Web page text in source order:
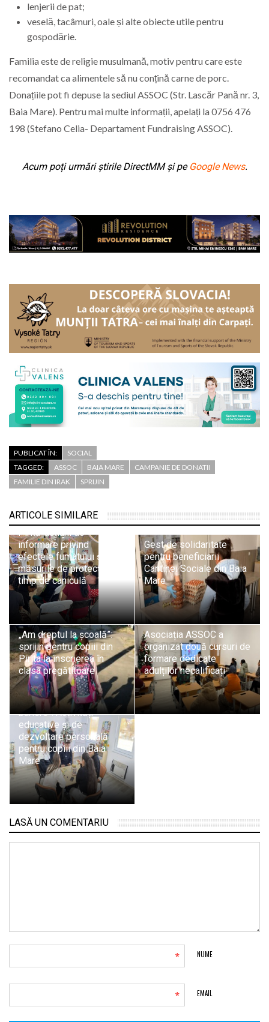
lenjerii de pat;
veselă, tacâmuri, oale și alte obiecte utile pentru
gospodărie.
Familia este de religie musulmană, motiv pentru care este
recomandat ca alimentele să nu conțină carne de porc.
Donațiile pot fi depuse la sediul ASSOC (Str. Lascăr Pană nr. 3,
Baia Mare). Pentru mai multe informații, apelați la 0756 476
198 (Stefano Celia- Departament Fundraising ASSOC).
Acum poți urmări știrile DirectMM și pe Google News.
PUBLICAT ÎN:
SOCIAL
TAGGED:
ASSOC BAIA MARE
CAMPANIE DE DONATII
FAMILIE DIN IRAK
SPRIJIN
ARTICOLE SIMILARE
în rândul mamelor din
Pirita: acțiuni de
informare privind
efectele fumatului și
măsurile de protecție pe
timp de caniculă
Gest de solidaritate
pentru beneficiarii
Cantinei Sociale din Baia
Mare
„Am dreptul la școală”:
sprijin pentru copiii din
Pirita la înscrierea în
clasa pregătitoare
Asociația ASSOC a
organizat două cursuri de
formare dedicate
adulților necalificați
„Comunitate fără
bariere”: Activități
educative și de
dezvoltare personală
pentru copiii din Baia
Mare
LASĂ UN COMENTARIU
NUME
*
EMAIL
*